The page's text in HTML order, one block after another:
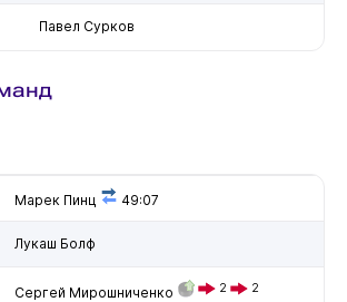
Павел Сурков
Марек Пинц 49:07
Лукаш Болф
Сергей Мирошниченко 2 2